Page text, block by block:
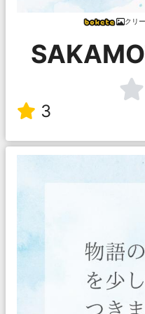
クリ
3